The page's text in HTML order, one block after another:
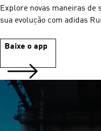
Explore novas maneiras de
sua evolução com adidas
Baixe o app